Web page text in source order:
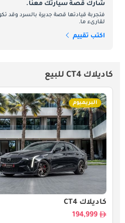
شارك قصة سيارتك معنا.
فتجربة قيادتها قصة جديرة بالسرد وقد
لقارىء ما.
اكتب تقييم
كاديلاك CT4 للبيع
البريميوم
كاديلاك CT4
194,999